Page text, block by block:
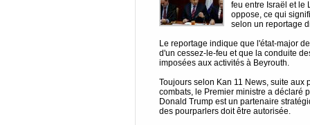
feu entre Israël et le
oppose, ce qui
selon un reportage
Le reportage indique que l'état-major
d'un cessez-le-feu et que la conduite
imposées aux activités à Beyrouth.
Toujours selon Kan 11 News, suite
combats, le Premier ministre a déclaré
Donald Trump est un partenaire
des pourparlers doit être autorisée.